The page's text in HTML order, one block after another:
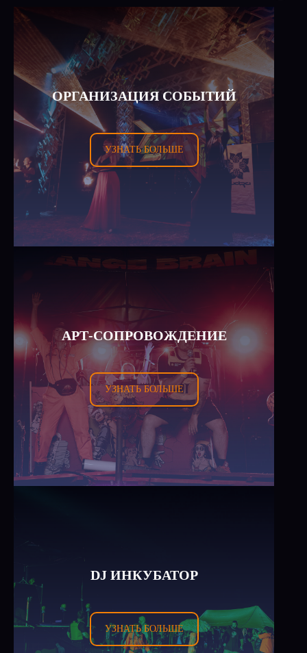
ОРГАНИЗАЦИЯ СОБЫТИЙ
УЗНАТЬ БОЛЬШЕ
АРТ-СОПРОВОЖДЕНИЕ
УЗНАТЬ БОЛЬШЕ
DJ ИНКУБАТОР
УЗНАТЬ БОЛЬШЕ